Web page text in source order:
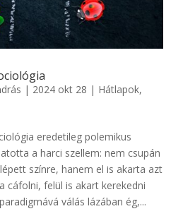
| 2024 okt 28 | Hátlapok,
eredetileg polemikus
a harci szellem: nem csupán
színre, hanem el is akarta azt
cáfolni, felül is akart kerekedni
válás lázában ég,...